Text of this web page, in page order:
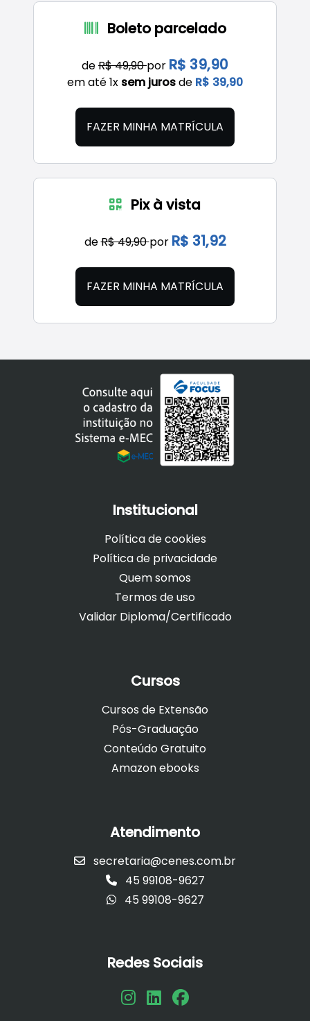
Boleto parcelado
deR$ 49,90por R$ 39,90
em até 1x sem jurosde R$ 39,90
FAZER MINHA MATRÍCULA
Pix à vista
deR$ 49,90por R$ 31,92
FAZER MINHA MATRÍCULA
Institucional
Política de cookies
Política de privacidade
Quem somos
Termos de uso
Validar Diploma/Certificado
Cursos
Cursos de Extensão
Pós-Graduação
Conteúdo Gratuito
Amazon ebooks
Atendimento
secretaria@cenes.com.br
45 99108-9627
45 99108-9627
Redes Sociais